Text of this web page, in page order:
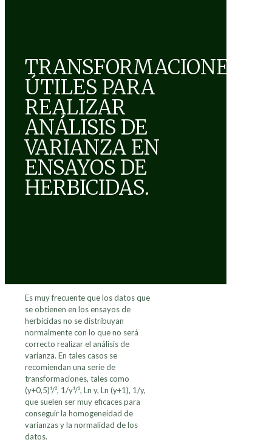
TRANSFORMACIONES
ÚTILES PARA
REALIZAR
ANÁLISIS DE
VARIANZA EN
ENSAYOS DE
HERBICIDAS.
Es muy frecuente que los datos que
se obtienen en los ensayos de
herbicidas no se distribuyan
normalmente con lo que no será
correcto realizar el análisis de
varianza. En tales casos se
recomiendan una serie de
transformaciones, tales como
(y+0,5)¹/², 1/y¹/², Ln y, Ln (y+1), 1/y,
que suelen ser muy eficaces para
conseguir la homogeneidad de
varianzas y la normalidad de los
datos.